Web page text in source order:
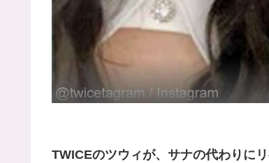
TWICEのツウィが、サナの代わりに